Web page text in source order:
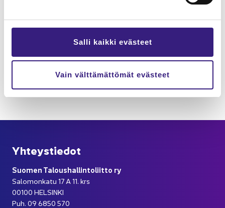
Salli kaikki evästeet
Vain välttämättömät evästeet
Etä­työ on tul­lut ti­li­toi­mis­toi­hin jää­däk­seen
Si­vian Im­mo­sen opin­näy­te­työn tu­lok­set ker­to­vat, että
seen.
Yh­teys­tie­dot
Suo­men Ta­lous­hal­lin­to­liit­to ry
Sa­lo­mon­ka­tu 17 A 11. krs
00100 HEL­SIN­KI
Puh. 09 6850 570